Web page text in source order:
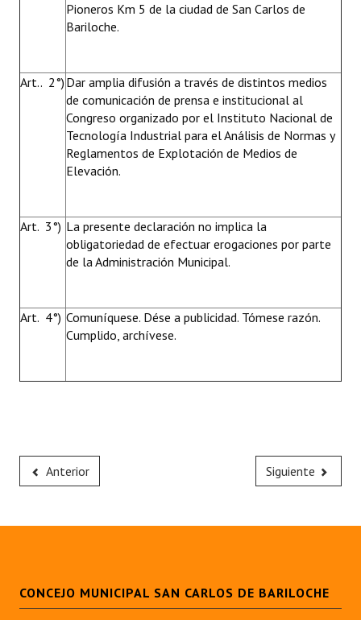
Pioneros Km 5 de la ciudad de San Carlos de
Bariloche.
Art.. 2°) Dar amplia difusión a través de distintos medios
de comunicación de prensa e institucional al
Congreso organizado por el Instituto Nacional de
Tecnología Industrial para el Análisis de Normas y
Reglamentos de Explotación de Medios de
Elevación.
Art. 3°) La presente declaración no implica la
obligatoriedad de efectuar erogaciones por parte
de la Administración Municipal.
Art. 4°) Comuníquese. Dése a publicidad. Tómese razón.
Cumplido, archívese.
Anterior Siguiente
CONCEJO MUNICIPAL SAN CARLOS DE BARILOCHE